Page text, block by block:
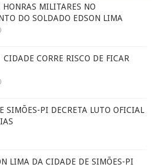
HONRAS MILITARES NO
DO SOLDADO EDSON LIMA
CORRE RISCO DE FICAR
SIMÕES-PI DECRETA LUTO OFICIAL
LIMA DA CIDADE DE SIMÕES-PI